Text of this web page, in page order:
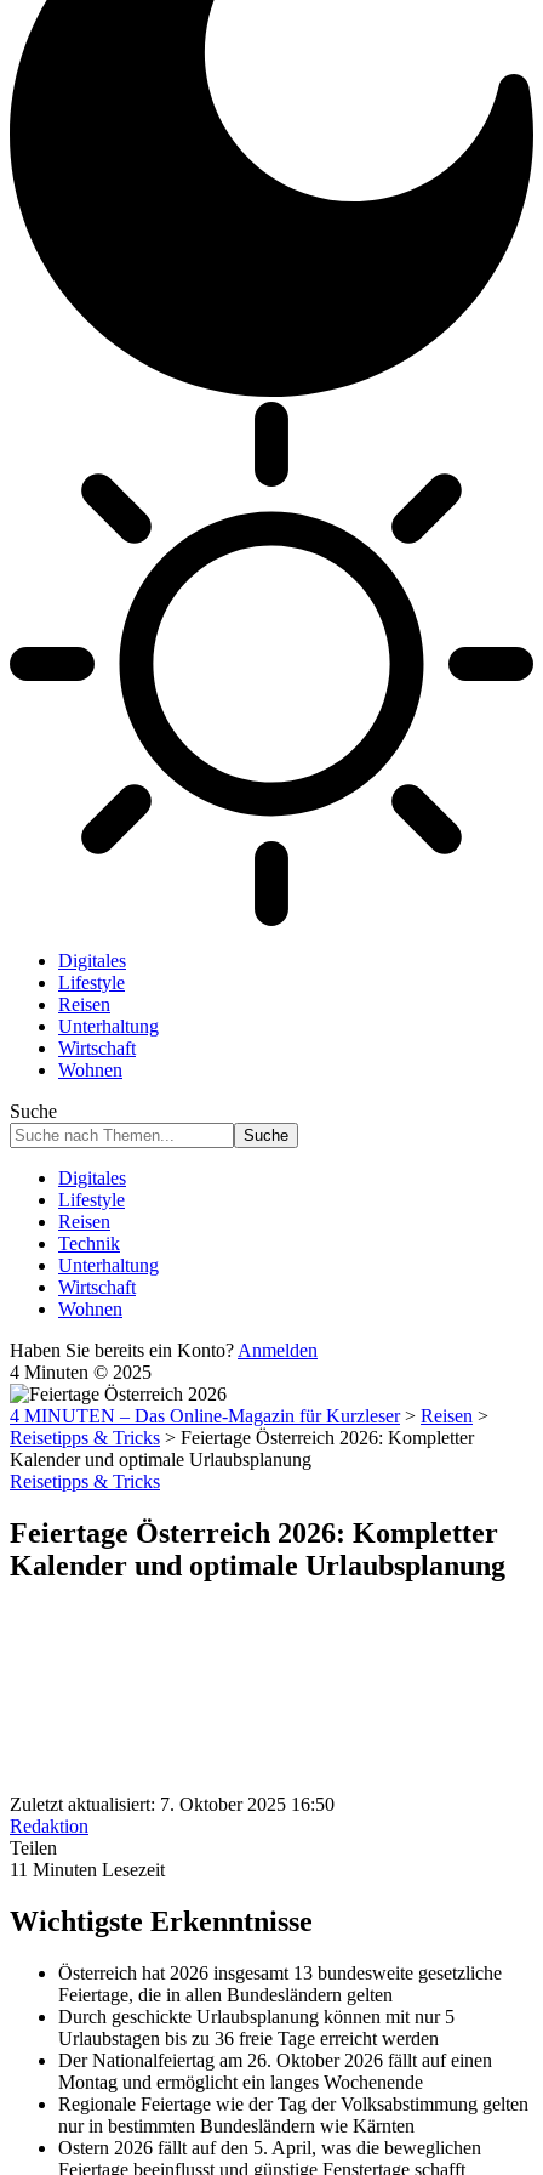
Digitales
Lifestyle
Reisen
Unterhaltung
Wirtschaft
Wohnen
Suche
Digitales
Lifestyle
Reisen
Technik
Unterhaltung
Wirtschaft
Wohnen
Haben Sie bereits ein Konto? Anmelden
4 Minuten © 2025
4 MINUTEN – Das Online-Magazin für Kurzleser> Reisen >
Reisetipps & Tricks > Feiertage Österreich 2026: Kompletter
Kalender und optimale Urlaubsplanung
Reisetipps & Tricks
Feiertage Österreich 2026: Kompletter
Kalender und optimale Urlaubsplanung
Zuletzt aktualisiert: 7. Oktober 2025 16:50
Redaktion
Teilen
11 Minuten Lesezeit
Wichtigste Erkenntnisse
Österreich hat 2026 insgesamt 13 bundesweite gesetzliche
Feiertage, die in allen Bundesländern gelten
Durch geschickte Urlaubsplanung können mit nur 5
Urlaubstagen bis zu 36 freie Tage erreicht werden
Der Nationalfeiertag am 26. Oktober 2026 fällt auf einen
Montag und ermöglicht ein langes Wochenende
Regionale Feiertage wie der Tag der Volksabstimmung gelten
nur in bestimmten Bundesländern wie Kärnten
Ostern 2026 fällt auf den 5. April, was die beweglichen
Feiertage beeinflusst und günstige Fenstertage schafft